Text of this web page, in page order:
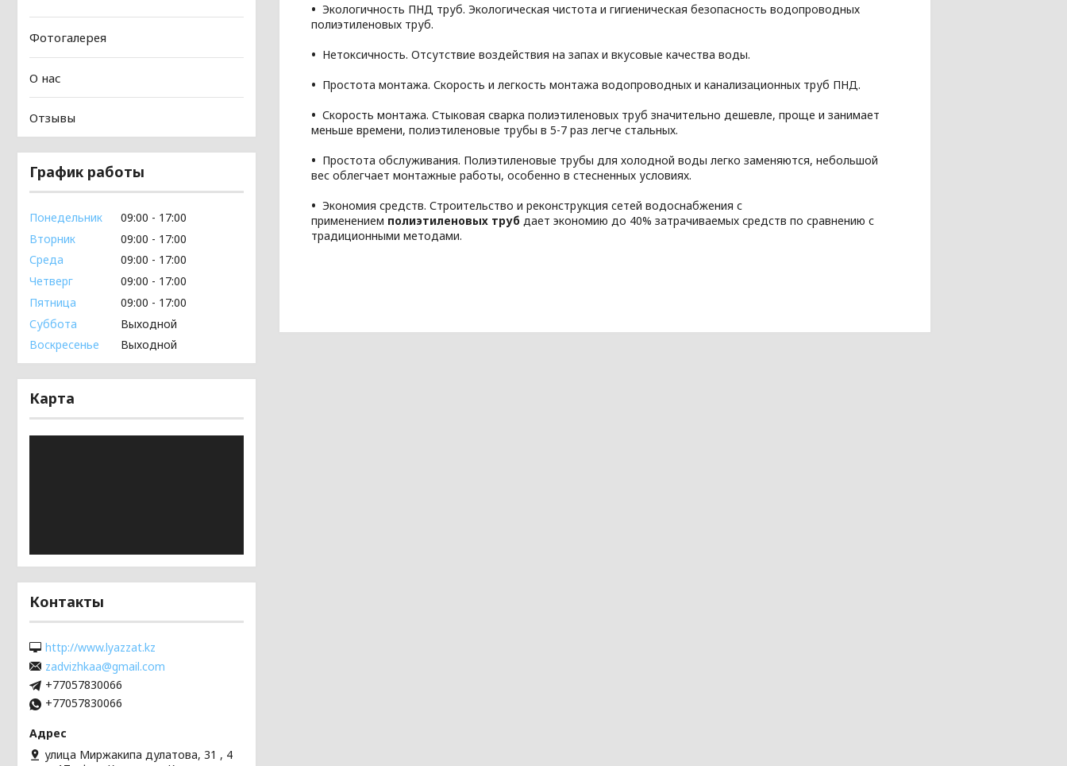
Экологичность ПНД труб. Экологическая чистота и гигиеническая безопасность водопроводных
полиэтиленовых труб.
Нетоксичность. Отсутствие воздействия на запах и вкусовые качества воды.
Простота монтажа. Скорость и легкость монтажа водопроводных и канализационных труб ПНД.
Скорость монтажа. Стыковая сварка полиэтиленовых труб значительно дешевле, проще и занимает
меньше времени, полиэтиленовые трубы в 5-7 раз легче стальных.
Простота обслуживания. Полиэтиленовые трубы для холодной воды легко заменяются, небольшой
вес облегчает монтажные работы, особенно в стесненных условиях.
Экономия средств. Строительство и реконструкция сетей водоснабжения с
применением полиэтиленовых труб дает экономию до 40% затрачиваемых средств по сравнению с
традиционными методами.
Фотогалерея
О нас
Отзывы
График работы
Понедельник 09:00
17:00
Вторник
09:00
17:00
Среда
09:00
17:00
Четверг
09:00
17:00
Пятница
09:00
17:00
Суббота
Выходной
Воскресенье
Выходной
Карта
Контакты
http://www.lyazzat.kz
zadvizhkaa@gmail.com
+77057830066
+77057830066
улица Миржакипа дулатова, 31 , 4